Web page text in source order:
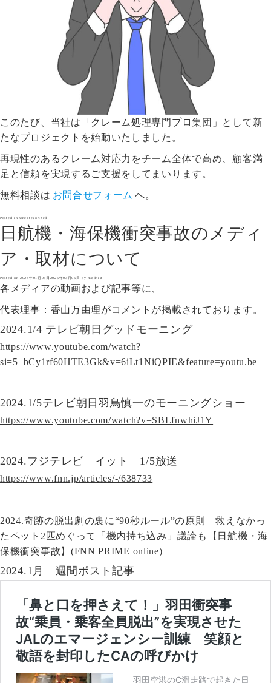
このたび、当社は「クレーム処理専門プロ集団」として新
たなプロジェクトを始動いたしました。
再現性のあるクレーム対応力をチーム全体で高め、顧客満
足と信頼を実現するご支援をしてまいります。
無料相談は お問合せフォーム へ。
Posted inUncategorized
日航機・海保機衝突事故のメディ
ア・取材について
Posted on2024年01月05日 2025年03月06日 bymedhist
各メディアの動画および記事等に、
代表理事：香山万由理がコメントが掲載されております。
2024.1/4 テレビ朝日グッドモーニング
https://www.youtube.com/watch?
si=5_bCy1rf60HTE3Gk&v=6iLt1NiQPIE&feature=youtu.be
2024.1/5テレビ朝日羽鳥慎一のモーニングショー
https://www.youtube.com/watch?v=SBLfnwhiJ1Y
2024.フジテレビ イット 1/5放送
https://www.fnn.jp/articles/-/638733
2024.奇跡の脱出劇の裏に“90秒ルール”の原則 救えなかっ
たペット2匹めぐって「機内持ち込み」議論も【日航機・海
保機衝突事故】(FNN PRIME online)
2024.1月 週間ポスト記事